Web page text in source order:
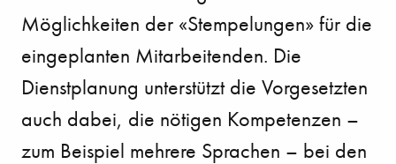
Möglichkeiten der «Stempelungen» für die
eingeplanten Mitarbeitenden. Die
Dienstplanung unterstützt die Vorgesetzten
auch dabei, die nötigen Kompetenzen –
zum Beispiel mehrere Sprachen – bei den